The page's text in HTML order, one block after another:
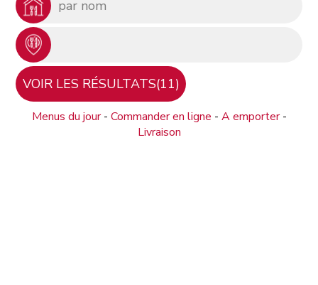
Menus du jour- Commander en ligne - A emporter-
Livraison